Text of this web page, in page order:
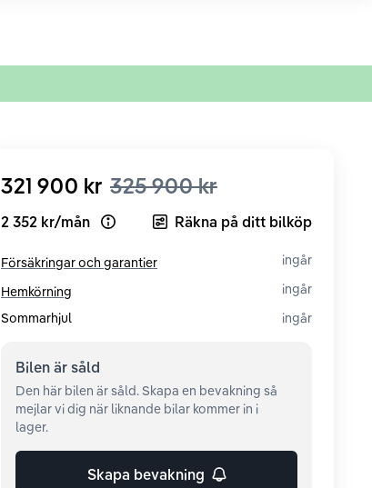
321 900 kr 325 900 kr
2 352 kr/mån Open loan exampleRäkna på ditt bilköp
Försäkringar och garantier
ingår
Hemkörning
ingår
Sommarhjul
ingår
Bilen är såld
Den här bilen är såld. Skapa en bevakning så
mejlar vi dig när liknande bilar kommer in i
lager.
Skapa bevakning